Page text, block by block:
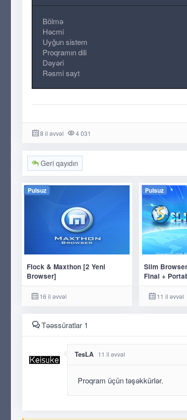
Bölmə
Həcmi
Uyğun sistem
Proqramın dili
Dəyəri
Rəsmi sayt
8 il əvvəl 4 031
Geri qayıdın
Pulsuz
Flock & Maxthon [2 Yeni
Browser]
16 il əvvəl
Pulsuz
Slim
Final +
11 il əvvəl
Təəssüratlar 1
TesLA 11 il əvvəl
Proqram üçün təşəkkürlər.